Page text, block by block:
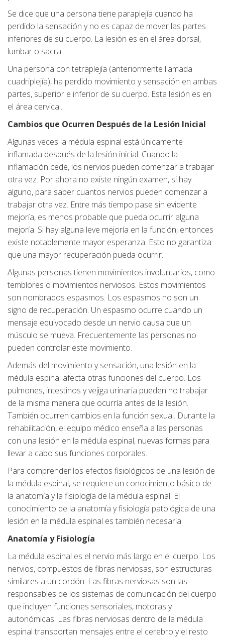
Se dice que una persona tiene paraplejía cuando ha
perdido la sensación y no es capaz de mover las partes
inferiores de su cuerpo. La lesión es en el área dorsal,
lumbar o sacra.
Una persona con tetraplejía (anteriormente llamada
cuadriplejía), ha perdido movimiento y sensación en ambas
partes, superior e inferior de su cuerpo. Esta lesión es en
el área cervical.
Cambios que Ocurren Después de la Lesión Inicial
Algunas veces la médula espinal está únicamente
inflamada después de la lesión inicial. Cuando la
inflamación cede, los nervios pueden comenzar a trabajar
otra vez. Por ahora no existe ningún examen, si hay
alguno, para saber cuantos nervios pueden comenzar a
trabajar otra vez. Entre más tiempo pase sin evidente
mejoría, es menos probable que pueda ocurrir alguna
mejoría. Si hay alguna leve mejoría en la función, entonces
existe notablemente mayor esperanza. Esto no garantiza
que una mayor recuperación pueda ocurrir.
Algunas personas tienen movimientos involuntarios, como
temblores o movimientos nerviosos. Estos movimientos
son nombrados espasmos. Los espasmos no son un
signo de recuperación. Un espasmo ocurre cuando un
mensaje equivocado desde un nervio causa que un
músculo se mueva. Frecuentemente las personas no
pueden controlar este movimiento.
Además del movimiento y sensación, una lesión en la
médula espinal afecta otras funciones del cuerpo. Los
pulmones, intestinos y vejiga urinaria pueden no trabajar
de la misma manera que ocurría antes de la lesión.
También ocurren cambios en la función sexual. Durante la
rehabilitación, el equipo médico enseña a las personas
con una lesión en la médula espinal, nuevas formas para
llevar a cabo sus funciones corporales.
Para comprender los efectos fisiológicos de una lesión de
la médula espinal, se requiere un conocimiento básico de
la anatomía y la fisiología de la médula espinal. El
conocimiento de la anatomía y fisiología patológica de una
lesión en la médula espinal es también necesaria.
Anatomía y Fisiología
La médula espinal es el nervio más largo en el cuerpo. Los
nervios, compuestos de fibras nerviosas, son estructuras
similares a un cordón. Las fibras nerviosas son las
responsables de los sistemas de comunicación del cuerpo
que incluyen funciones sensoriales, motoras y
autonómicas. Las fibras nerviosas dentro de la médula
espinal transportan mensajes entre el cerebro y el resto